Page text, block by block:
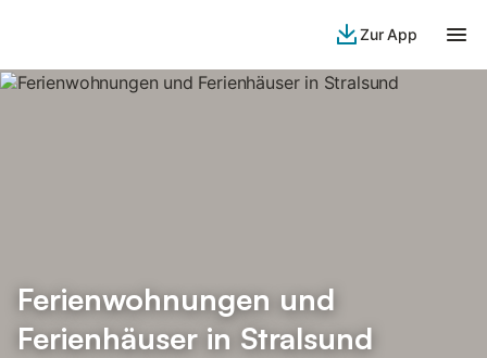
Zur App
Ferienwohnungen und
Ferienhäuser in Stralsund